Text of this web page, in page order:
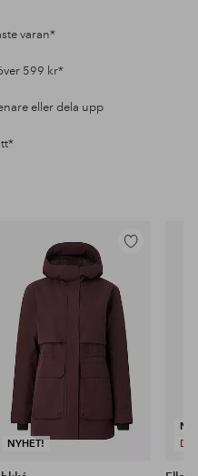
varan*
599 kr*
eller dela upp
NYHET!
Lägg
i
favoriter